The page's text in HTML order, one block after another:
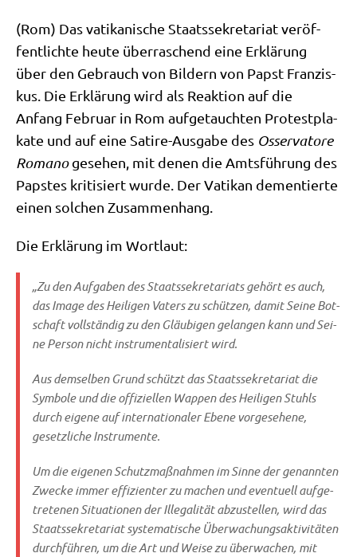
(Rom) Das vati­ka­ni­sche Staats­se­kre­ta­ri­at ver­öf­
fent­lich­te heu­te über­ra­schend eine Erklä­rung
über den Gebrauch von Bil­dern von Papst Fran­zis­
kus. Die Erklä­rung wird als Reak­ti­on auf die
Anfang Febru­ar in Rom auf­ge­tauch­ten Pro­test­pla­
ka­te und auf eine Sati­re-Aus­ga­be des Osser­va­to­re
Roma­nogese­hen, mit denen die Amts­füh­rung des
Pap­stes kri­ti­siert wur­de. Der Vati­kan demen­tier­te
einen sol­chen Zusammenhang.
Die Erklä­rung im Wortlaut:
„Zu den Auf­ga­ben des Staats­se­kre­ta­ri­ats gehört es auch,
das Image des Hei­li­gen Vaters zu schüt­zen, damit Sei­ne Bot­
schaft voll­stän­dig zu den Gläu­bi­gen gelan­gen kann und Sei­
ne Per­son nicht instru­men­ta­li­siert wird.
Aus dem­sel­ben Grund schützt das Staats­se­kre­ta­ri­at die
Sym­bo­le und die offi­zi­el­len Wap­pen des Hei­li­gen Stuhls
durch eige­ne auf inter­na­tio­na­ler Ebe­ne vor­ge­se­he­ne,
gesetz­li­che Instrumente.
Um die eige­nen Schutz­maß­nah­men im Sin­ne der genann­ten
Zwecke immer effi­zi­en­ter zu machen und even­tu­ell auf­ge­
tre­te­nen Situa­tio­nen der Ille­ga­li­tät abzu­stel­len, wird das
Staats­se­kre­ta­ri­at syste­ma­ti­sche Über­wa­chungs­ak­ti­vi­tä­ten
durch­füh­ren, um die Art und Wei­se zu über­wa­chen, mit